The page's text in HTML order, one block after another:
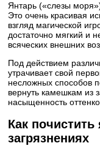
Янтарь («слезы
Это очень красивая
взгляд магической
достаточно мягкий и
всяческих внешних
Под действием
утрачивает свой
несложных способов
вернуть камешкам из
насыщенность
Как
загрязнениях